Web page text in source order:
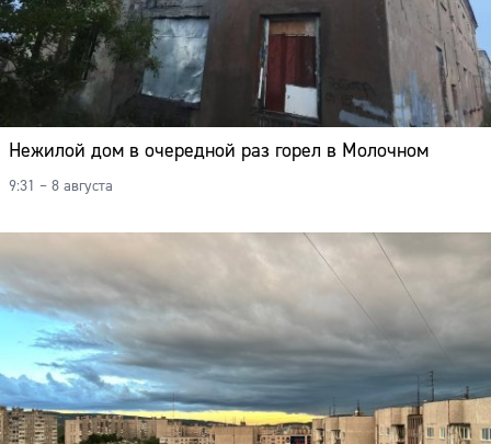
Нежилой дом в очередной раз горел в Молочном
9:31 – 8 августа